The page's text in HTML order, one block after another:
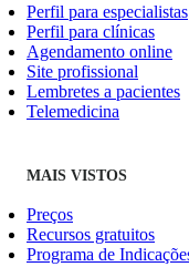
Perfil para especialistas
Perfil para clínicas
Agendamento online
Site profissional
Lembretes a pacientes
Telemedicina
MAIS VISTOS
Preços
Recursos gratuitos
Programa de